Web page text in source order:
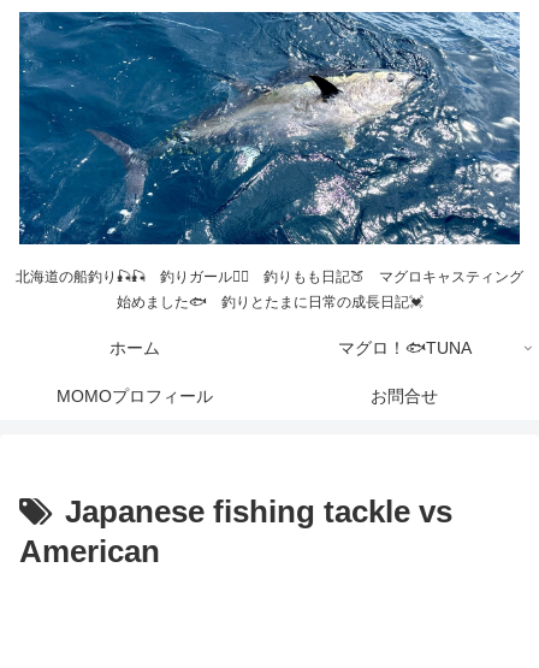
北海道の船釣り🎣🎣 釣りガール💁‍♀️ 釣りもも日記🍑 マグロキャスティング
始めました🐟 釣りとたまに日常の成長日記💓
ホーム マグロ！🐟TUNA
MOMOプロフィール お問合せ
Japanese fishing tackle vs
American